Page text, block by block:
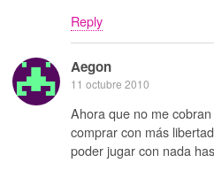
Reply
Aegon
11 octubre 2010
Ahora que no me
comprar con más
poder jugar con nada